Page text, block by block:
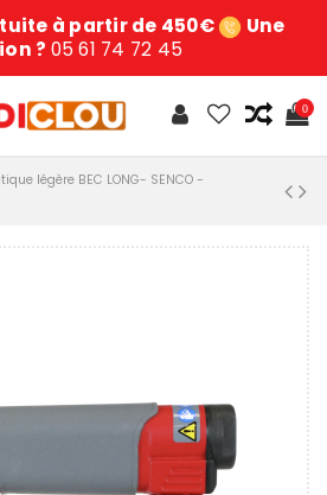
à partir de 450€
Une
? 05 61 74 72 45
0
légère BEC LONG- SENCO -